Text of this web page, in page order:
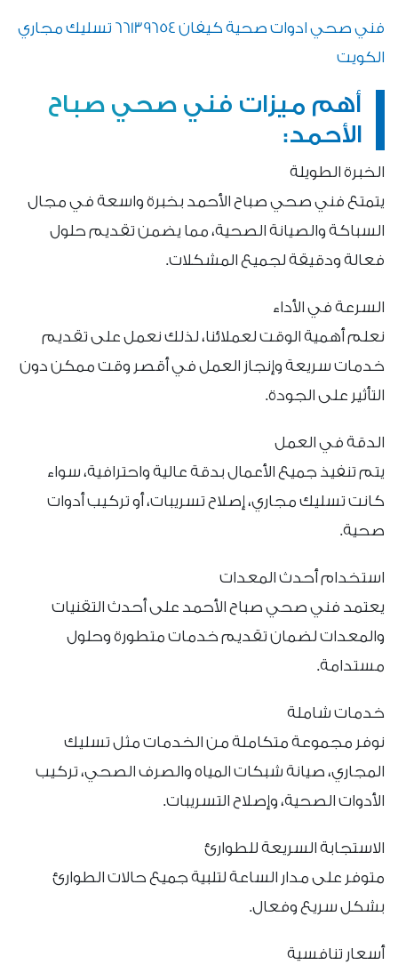
فني صحي ادوات صحية كيفان 66139654 تسليك مجاري
الكويت
أهم ميزات فني صحي صباح
الأحمد:
الخبرة الطويلة
يتمتع فني صحي صباح الأحمد بخبرة واسعة في مجال
السباكة والصيانة الصحية، مما يضمن تقديم حلول
فعالة ودقيقة لجميع المشكلات.
السرعة في الأداء
نعلم أهمية الوقت لعملائنا، لذلك نعمل على تقديم
خدمات سريعة وإنجاز العمل في أقصر وقت ممكن دون
التأثير على الجودة.
الدقة في العمل
يتم تنفيذ جميع الأعمال بدقة عالية واحترافية، سواء
كانت تسليك مجاري، إصلاح تسريبات، أو تركيب أدوات
صحية.
استخدام أحدث المعدات
يعتمد فني صحي صباح الأحمد على أحدث التقنيات
والمعدات لضمان تقديم خدمات متطورة وحلول
مستدامة.
خدمات شاملة
نوفر مجموعة متكاملة من الخدمات مثل تسليك
المجاري، صيانة شبكات المياه والصرف الصحي، تركيب
الأدوات الصحية، وإصلاح التسريبات.
الاستجابة السريعة للطوارئ
متوفر على مدار الساعة لتلبية جميع حالات الطوارئ
بشكل سريع وفعال.
أسعار تنافسية